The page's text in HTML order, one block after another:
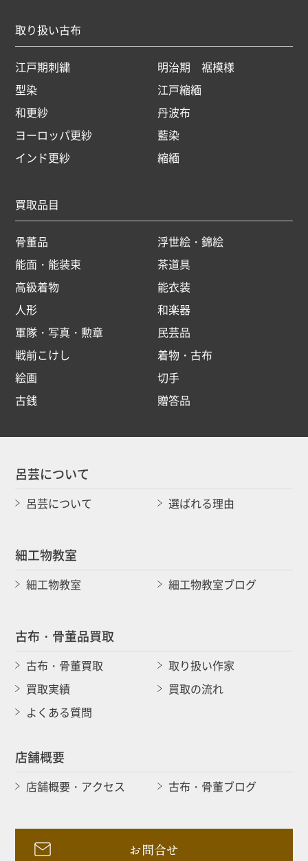
取り扱い古布
江戸期刺繍
明治期 裾模様
型染
江戸縮緬
和更紗
丹波布
ヨーロッパ更紗
藍染
インド更紗
縮緬
買取品目
骨董品
浮世絵・錦絵
能面・能装束
茶道具
高級着物
能衣装
人形
和楽器
軍隊・写真・勲章
民芸品
戦前こけし
着物・古布
絵画
切手
古銭
贈答品
呂芸について
呂芸について 選ばれる理由
細工物教室
細工物教室 細工物教室ブログ
古布・骨董品買取
古布・骨董買取
取り扱い作家
買取実績
買取の流れ
よくある質問
店舗概要
店舗概要・アクセス 古布・骨董ブログ
お問合せ